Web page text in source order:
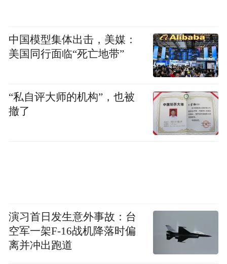
中国模型集体出击，美媒：
美国同行面临“死亡地带”
“私自评大师的机构”，也被
撤了
演习首日发生意外事故：台
空军一架F-16战机降落时偏
离并冲出跑道